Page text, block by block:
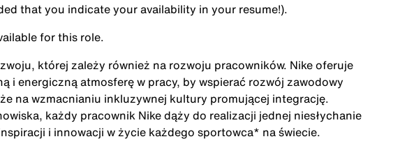
that you indicate your availability in your resume!).
for this role.
której zależy również na rozwoju pracowników. Nike oferuje
i energiczną atmosferę w pracy, by wspierać rozwój zawodowy
na wzmacnianiu inkluzywnej kultury promującej integrację.
każdy pracownik Nike dąży do realizacji jednej niesłychanie
i innowacji w życie każdego sportowca* na świecie.